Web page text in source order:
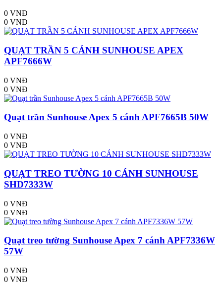
0 VNĐ
0 VNĐ
QUẠT TRẦN 5 CÁNH SUNHOUSE APEX
APF7666W
0 VNĐ
0 VNĐ
Quạt trần Sunhouse Apex 5 cánh APF7665B 50W
0 VNĐ
0 VNĐ
QUẠT TREO TƯỜNG 10 CÁNH SUNHOUSE
SHD7333W
0 VNĐ
0 VNĐ
Quạt treo tường Sunhouse Apex 7 cánh APF7336W
57W
0 VNĐ
0 VNĐ